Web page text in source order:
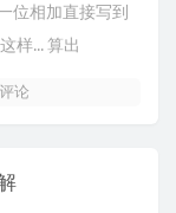
位相加直接写到
样... 算出
论